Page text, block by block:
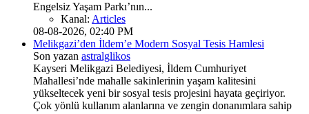
Engelsiz Yaşam Parkı’nın...
Kanal: Articles
08-08-2026, 02:40 PM
Melikgazi’den İldem’e Modern Sosyal Tesis Hamlesi
Son yazan astralglikos
Kayseri Melikgazi Belediyesi, İldem Cumhuriyet
Mahallesi’nde mahalle sakinlerinin yaşam kalitesini
yükseltecek yeni bir sosyal tesis projesini hayata geçiriyor.
Çok yönlü kullanım alanlarına ve zengin donanımlara sahip